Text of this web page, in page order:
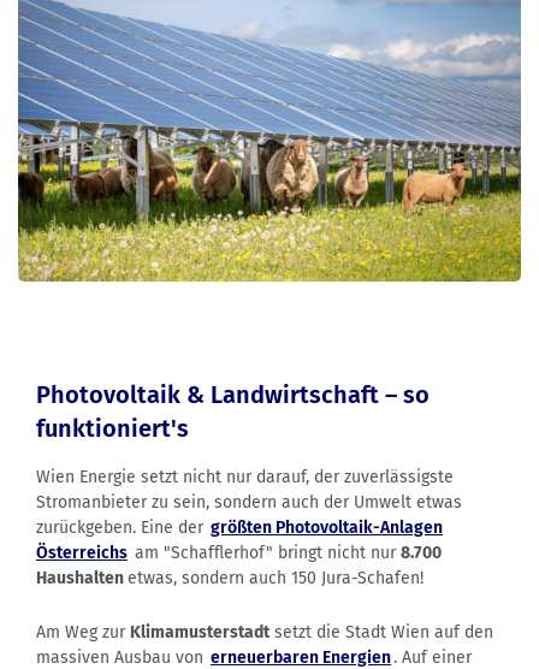
Photovoltaik & Landwirtschaft – so
funktioniert's
Wien Energie setzt nicht nur darauf, der zuverlässigste
Stromanbieter zu sein, sondern auch der Umwelt etwas
zurückgeben. Eine der größten Photovoltaik-Anlagen
Österreichs am "Schafflerhof" bringt nicht nur8.700
Haushaltenetwas, sondern auch 150 Jura-Schafen!
Am Weg zur Klimamusterstadtsetzt die Stadt Wien auf den
massiven Ausbau von erneuerbaren Energien. Auf einer